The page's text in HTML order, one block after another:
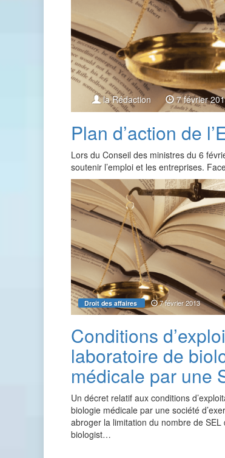
la Rédaction 7 février
Plan d’action de
Lors du Conseil des ministres du 6
soutenir l’emploi et les entreprises.
Droit des affaires 7 février 2013
Conditions
laboratoire de
médicale par une
Un décret relatif aux conditions
biologie médicale par une société
abroger la limitation du nombre de SEL
biologist…